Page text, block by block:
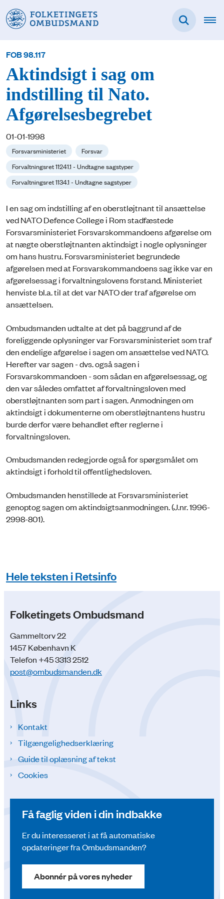
FOB 98.117
Aktindsigt i sag om
indstilling til Nato.
Afgørelsesbegrebet
01-01-1998
Forsvarsministeriet
Forsvar
Forvaltningsret 11241.1 - Undtagne sagstyper
Forvaltningsret 1134.1 - Undtagne sagstyper
I en sag om indstilling af en oberstløjtnant til ansættelse
ved NATO Defence College i Rom stadfæstede
Forsvarsministeriet Forsvarskommandoens afgørelse om
at nægte oberstløjtnanten aktindsigt i nogle oplysninger
om hans hustru. Forsvarsministeriet begrundede
afgørelsen med at Forsvarskommandoens sag ikke var en
afgørelsessag i forvaltningslovens forstand. Ministeriet
henviste bl.a. til at det var NATO der traf afgørelse om
ansættelsen.
Ombudsmanden udtalte at det på baggrund af de
foreliggende oplysninger var Forsvarsministeriet som traf
den endelige afgørelse i sagen om ansættelse ved NATO.
Herefter var sagen - dvs. også sagen i
Forsvarskommandoen - som sådan en afgørelsessag, og
den var således omfattet af forvaltningsloven med
oberstløjtnanten som part i sagen. Anmodningen om
aktindsigt i dokumenterne om oberstløjtnantens hustru
burde derfor være behandlet efter reglerne i
forvaltningsloven.
Ombudsmanden redegjorde også for spørgsmålet om
aktindsigt i forhold til offentlighedsloven.
Ombudsmanden henstillede at Forsvarsministeriet
genoptog sagen om aktindsigtsanmodningen. (J.nr. 1996-
2998-801).
Hele teksten i Retsinfo
Folketingets Ombudsmand
Gammeltorv 22
1457 København K
Telefon +45 3313 2512
post@ombudsmanden.dk
Links
Kontakt
Tilgængelighedserklæring
Guide til oplæsning af tekst
Cookies
Få faglig viden i din indbakke
Er du interesseret i at få automatiske
opdateringer fra Ombudsmanden?
Abonnér på vores nyheder